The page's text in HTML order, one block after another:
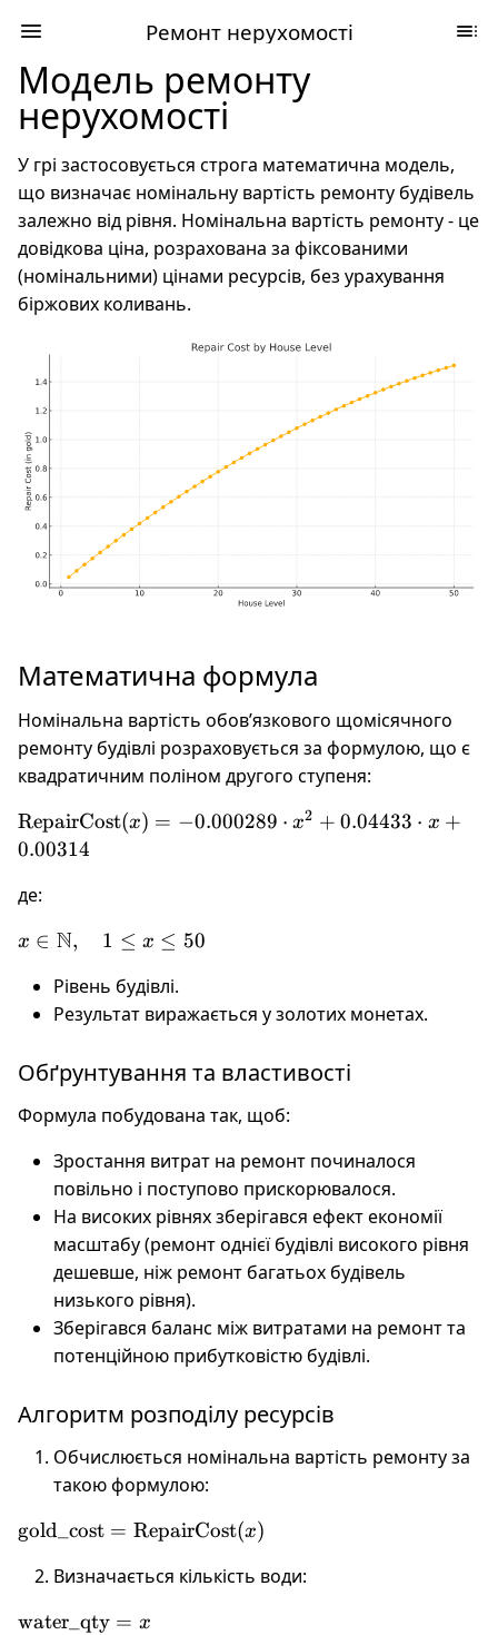
Ремонт нерухомості
Модель ремонту
нерухомості
У грі застосовується строга математична модель,
що визначає номінальну вартість ремонту будівель
залежно від рівня. Номінальна вартість ремонту - це
довідкова ціна, розрахована за фіксованими
(номінальними) цінами ресурсів, без урахування
біржових коливань.
Математична формула
Номінальна вартість обов’язкового щомісячного
ремонту будівлі розраховується за формулою, що є
квадратичним поліном другого ступеня:
\text{RepairCost}
(x) = -0.000289
0.04433 \cdot x +
RepairCost(x) = −0.000289 ⋅ x2 + 0.04433 ⋅ x +
0.00314
де:
x \in
\quad 1 \leq
x \leq 50
x ∈ N, 1 ≤ x ≤ 50
Рівень будівлі.
Результат виражається у золотих монетах.
Обґрунтування та властивості
Формула побудована так, щоб:
Зростання витрат на ремонт починалося
повільно і поступово прискорювалося.
На високих рівнях зберігався ефект економії
масштабу (ремонт однієї будівлі високого рівня
дешевше, ніж ремонт багатьох будівель
низького рівня).
Зберігався баланс між витратами на ремонт та
потенційною прибутковістю будівлі.
Алгоритм розподілу ресурсів
Обчислюється номінальна вартість ремонту за
такою формулою:
\text{gold\_cost}
\text{RepairCost}
gold_cost = RepairCost(x)
Визначається кількість води:
\text{water\_qty}
water_qty = x